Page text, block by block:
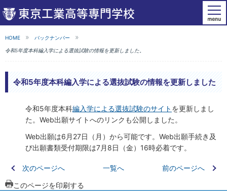
HOME バックナンバー
令和5年度本科編入学による選抜試験の情報を更新しました。
令和5年度本科編入学による選抜試験の情報を更新しました
令和5年度本科編入学による選抜試験のサイト を更新しまし
た。Web出願サイトへのリンクも公開しました。
Web出願は6月27日（月）から可能です。Web出願手続き及
び出願書類受付期限は7月8日（金）16時必着です。
次のページへ 一覧へ
前のページへ
このページを印刷する